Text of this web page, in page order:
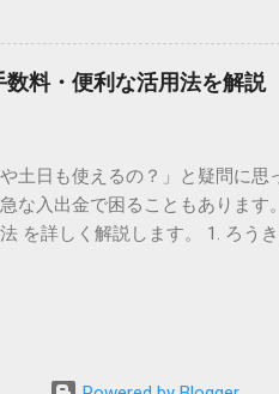
力したい文字の「Unicode（例
力する。 直後にキーボードの
）に変換されます。 注記： こ
リの連携です。これらを活用
ートする便利な受け取り術と
ートクラブ」とは？ まず押さ
は、荷物の配送状況をリアルタ
る手間がありましたが、現在は
応が可能になります。 LINE連
ョンアプリ「LINE」を佐川急便
不在連絡票に記載されたQR
プするだけで、希望の日時や
す。その時間に急な予定が入っ
料・便利な活用法を解説
土日も使えるの？」と疑問に
な入出金で困ることもありま
を詳しく解説します。 1. ろう
能） 店舗内ATMは、銀行窓口
手数料が異なる 点に注意が必